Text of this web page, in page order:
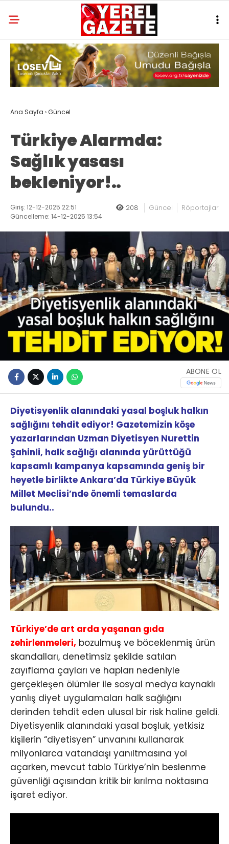
Ana Sayfa ›Güncel
Türkiye Alarmda:
Sağlık yasası
bekleniyor!..
Giriş: 12-12-2025 22:51
Güncelleme: 14-12-2025 13:54
208 Güncel Röportajlar
ABONE OL
Diyetisyenlik alanındaki yasal boşluk halkın
sağlığını tehdit ediyor! Gazetemizin köşe
yazarlarından Uzman Diyetisyen Nurettin
Şahinli, halk sağlığı alanında yürüttüğü
kapsamlı kampanya kapsamında geniş bir
heyetle birlikte Ankara’da Türkiye Büyük
Millet Meclisi’nde önemli temaslarda
bulundu..
Türkiye’de art arda yaşanan gıda
zehirlenmeleri, bozulmuş ve böceklenmiş ürün
skandalları, denetimsiz şekilde satılan
zayıflama çayları ve hapları nedeniyle
gerçekleşen ölümler ile sosyal medya kaynaklı
yanlış diyet uygulamaları halk sağlığını
derinden tehdit eden ulusal bir risk haline geldi.
Diyetisyenlik alanındaki yasal boşluk, yetkisiz
kişilerin “diyetisyen” unvanını kullanarak
milyonlarca vatandaşı yanıltmasına yol
açarken, mevcut tablo Türkiye’nin beslenme
güvenliği açısından kritik bir kırılma noktasına
işaret ediyor.